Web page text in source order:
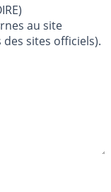
au site
sites officiels).